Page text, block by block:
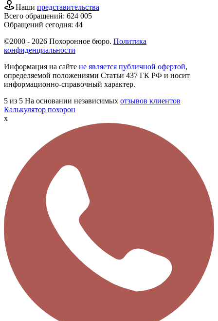
Наши представительства
Всего обращений: 624 005
Обращений сегодня: 44
©2000 - 2026 Похоронное бюро. Политика
конфиденциальности
Информация на сайте не является публичной офертой,
определяемой положениями Статьи 437 ГК РФ и носит
информационно-справочный характер.
5 из 5 На основании независимых отзывов клиентов
Калькулятор похорон
x